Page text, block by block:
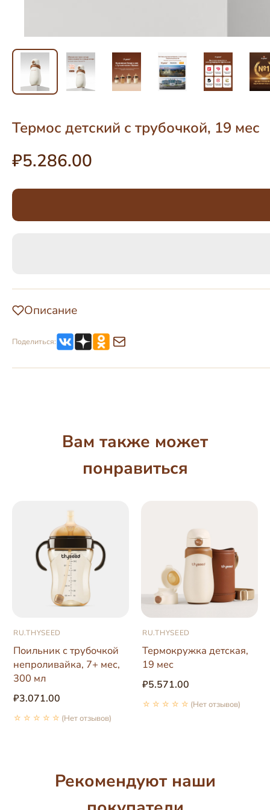
Термос детский с трубочкой, 19 мес
₽5.286.00
Описание
Поделиться:
Вам также может
понравиться
RU.THYSEED
Поильник с трубочкой
непроливайка, 7+ мес,
300 мл
₽3.071.00
☆☆☆☆☆ (Нет отзывов)
RU.THYSEED
Термокружка детская,
19 мес
₽5.571.00
☆☆☆☆☆ (Нет отзывов)
Рекомендуют наши